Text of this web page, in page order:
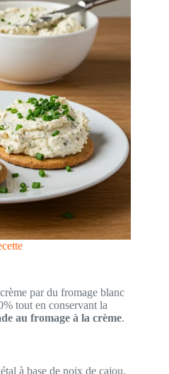
par du fromage blanc
tout en conservant la
au fromage à la crème.
à base de noix de cajou,